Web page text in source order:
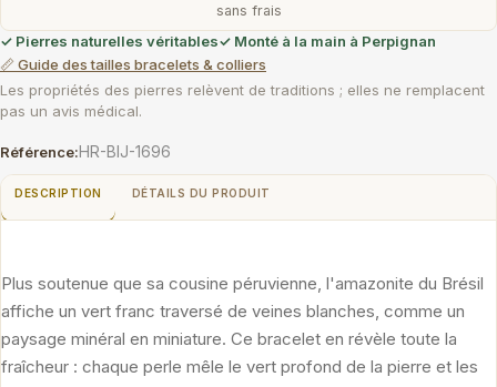
sans frais
✓ Pierres naturelles véritables✓ Monté à la main à Perpignan
📏 Guide des tailles bracelets & colliers
Les propriétés des pierres relèvent de traditions ; elles ne remplacent
pas un avis médical.
Référence:HR-BIJ-1696
DESCRIPTION DÉTAILS DU PRODUIT
Plus soutenue que sa cousine péruvienne, l'amazonite du Brésil
affiche un vert franc traversé de veines blanches, comme un
paysage minéral en miniature. Ce bracelet en révèle toute la
fraîcheur : chaque perle mêle le vert profond de la pierre et les